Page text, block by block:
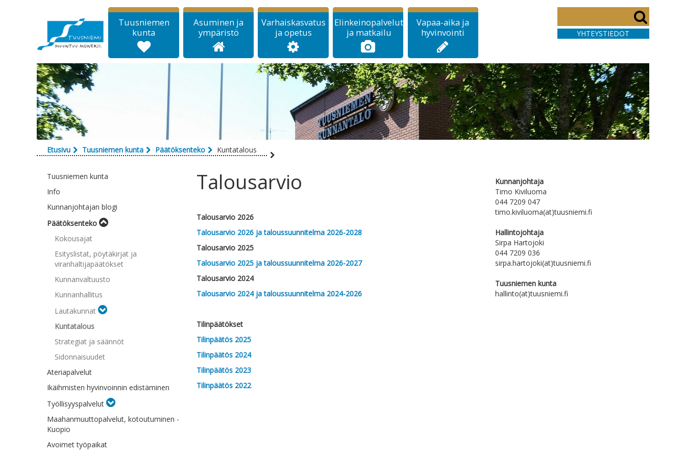
Tuusniemen
kunta
Asuminen ja
ympäristö
Varhaiskasvatus
ja opetus
Elinkeinopalvelut
ja matkailu
Vapaa-aika ja
hyvinvointi
YHTEYSTIEDOT
Etusivu Tuusniemen kunta Päätöksenteko Kuntatalous
Tuusniemen kunta
Info
Kunnanjohtajan blogi
Päätöksenteko
Kokousajat
Esityslistat, pöytäkirjat ja
viranhaltijapäätökset
Kunnanvaltuusto
Kunnanhallitus
Lautakunnat
Kuntatalous
Strategiat ja säännöt
Sidonnaisuudet
Ateriapalvelut
Ikäihmisten hyvinvoinnin edistäminen
Työllisyyspalvelut
Maahanmuuttopalvelut, kotoutuminen -
Kuopio
Avoimet työpaikat
Talousarvio
Talousarvio 2026
Talousarvio 2026 ja taloussuunnitelma 2026-2028
Talousarvio 2025
Talousarvio 2025 ja taloussuunnitelma 2026-2027
Talousarvio 2024
Talousarvio 2024 ja taloussuunnitelma 2024-2026
Tilinpäätökset
Tilinpäätös 2025
Tilinpäätös 2024
Tilinpäätös 2023
Tilinpäätös 2022
Kunnanjohtaja
Timo Kiviluoma
044 7209 047
timo.kiviluoma(at)tuusniemi.fi
Hallintojohtaja
Sirpa Hartojoki
044 7209 036
sirpa.hartojoki(at)tuusniemi.fi
Tuusniemen kunta
hallinto(at)tuusniemi.fi